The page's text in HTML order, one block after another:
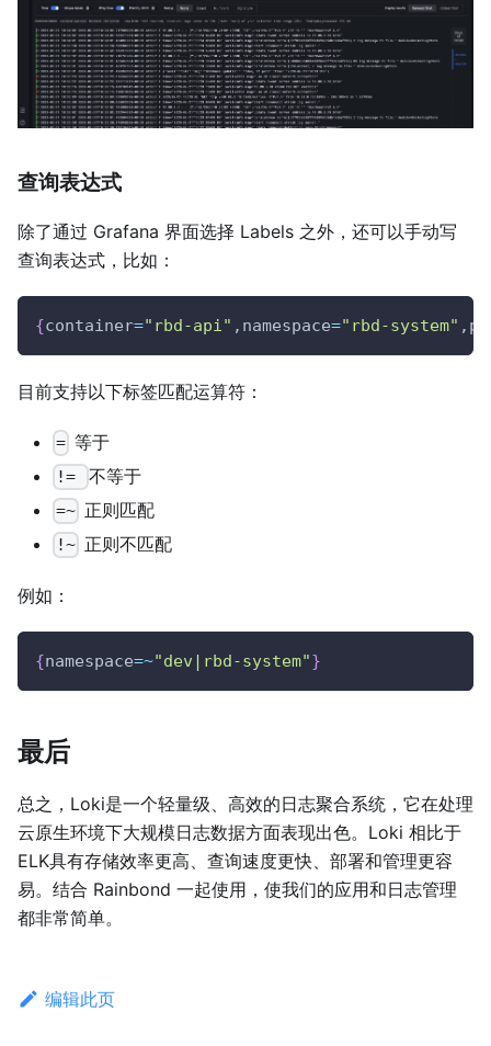
查询表达式
除了通过 Grafana 界面选择 Labels 之外，还可以手动写
查询表达式，比如：
{container="rbd-api" ,namespace="rbd-system"
目前支持以下标签匹配运算符：
= 等于
!= 不等于
=~ 正则匹配
!~ 正则不匹配
例如：
{namespace=~"dev|rbd-system"}
最后
总之，Loki是一个轻量级、高效的日志聚合系统，它在处理
云原生环境下大规模日志数据方面表现出色。Loki 相比于
ELK具有存储效率更高、查询速度更快、部署和管理更容
易。结合 Rainbond 一起使用，使我们的应用和日志管理
都非常简单。
编辑此页